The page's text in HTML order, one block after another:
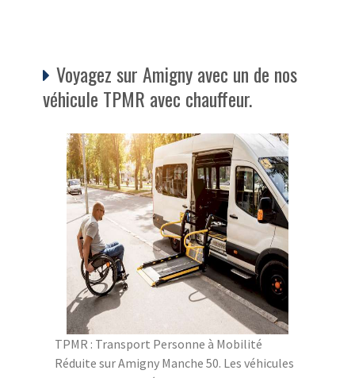
Voyagez sur Amigny avec un de nos
véhicule TPMR avec chauffeur.
TPMR : Transport Personne à Mobilité
Réduite sur Amigny Manche 50. Les véhicules